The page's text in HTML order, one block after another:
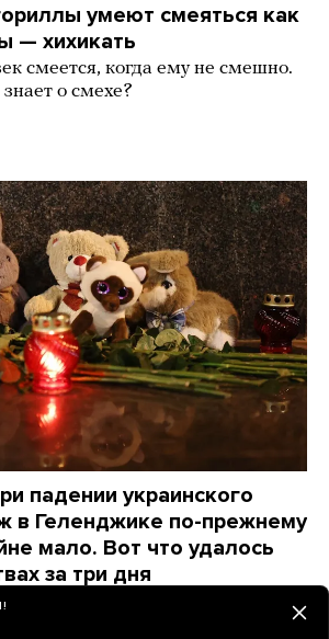
умеют смеяться как
— хихикать
смеется, когда ему не смешно.
о смехе?
падении украинского
в Геленджике по-прежнему
мало. Вот что удалось
за три дня